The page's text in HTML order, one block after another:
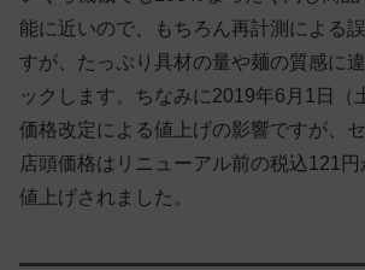
能に近いので、もちろん再計測による
すが、たっぷり具材の量や麺の質感に
ックします。ちなみに2019年6月1日（
価格改定による値上げの影響ですが、
店頭価格はリニューアル前の税込121
値上げされました。